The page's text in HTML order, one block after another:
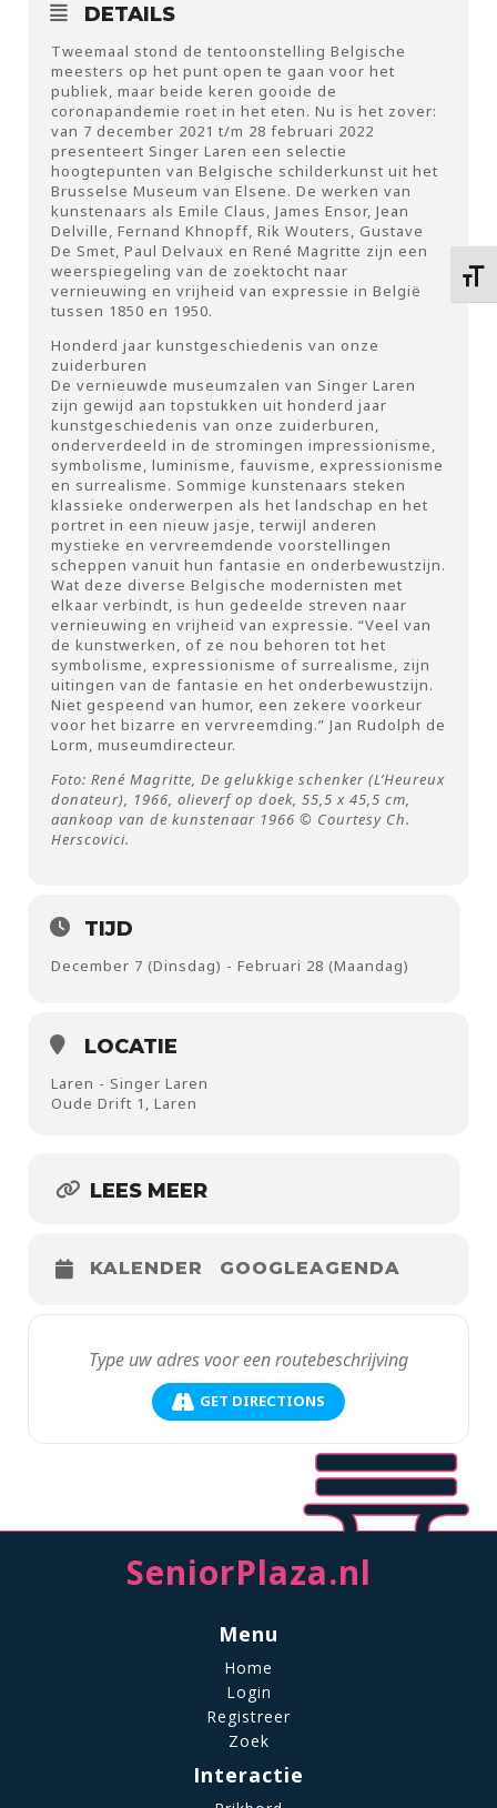
DETAILS
Tweemaal stond de tentoonstelling Belgische
meesters op het punt open te gaan voor het
publiek, maar beide keren gooide de
coronapandemie roet in het eten. Nu is het zover:
van 7 december 2021 t/m 28 februari 2022
presenteert Singer Laren een selectie
hoogtepunten van Belgische schilderkunst uit het
Brusselse Museum van Elsene. De werken van
kunstenaars als Emile Claus, James Ensor, Jean
Delville, Fernand Khnopff, Rik Wouters, Gustave
De Smet, Paul Delvaux en René Magritte zijn een
weerspiegeling van de zoektocht naar
vernieuwing en vrijheid van expressie in België
tussen 1850 en 1950.
Honderd jaar kunstgeschiedenis van onze
zuiderburen
De vernieuwde museumzalen van Singer Laren
zijn gewijd aan topstukken uit honderd jaar
kunstgeschiedenis van onze zuiderburen,
onderverdeeld in de stromingen impressionisme,
symbolisme, luminisme, fauvisme, expressionisme
en surrealisme. Sommige kunstenaars steken
klassieke onderwerpen als het landschap en het
portret in een nieuw jasje, terwijl anderen
mystieke en vervreemdende voorstellingen
scheppen vanuit hun fantasie en onderbewustzijn.
Wat deze diverse Belgische modernisten met
elkaar verbindt, is hun gedeelde streven naar
vernieuwing en vrijheid van expressie. “Veel van
de kunstwerken, of ze nou behoren tot het
symbolisme, expressionisme of surrealisme, zijn
uitingen van de fantasie en het onderbewustzijn.
Niet gespeend van humor, een zekere voorkeur
voor het bizarre en vervreemding.” Jan Rudolph de
Lorm, museumdirecteur.
Foto: René Magritte, De gelukkige schenker (L’Heureux
donateur), 1966, olieverf op doek, 55,5 x 45,5 cm,
aankoop van de kunstenaar 1966 © Courtesy Ch.
Herscovici.
TIJD
December 7 (Dinsdag) - Februari 28 (Maandag)
LOCATIE
Laren - Singer Laren
Oude Drift 1, Laren
LEES MEER
KALENDER GOOGLEAGENDA
GET DIRECTIONS
SeniorPlaza.nl
Menu
Home
Login
Registreer
Zoek
Interactie